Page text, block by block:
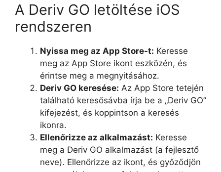
A Deriv GO letöltése iOS
rendszeren
Nyissa meg az App Store-t: Keresse
meg az App Store ikont eszközén, és
érintse meg a megnyitásához.
Deriv GO keresése: Az App Store tetején
található keresősávba írja be a „Deriv GO”
kifejezést, és koppintson a keresés
ikonra.
Ellenőrizze az alkalmazást: Keresse
meg a Deriv GO alkalmazást (a fejlesztő
neve). Ellenőrizze az ikont, és győződjön